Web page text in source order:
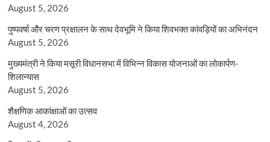
August 5, 2026
पुष्पवर्षा और चरण प्रक्षालन के साथ देवभूमि ने किया शिवभक्त कांवड़ियों का अभिनंदन
August 5, 2026
मुख्यमंत्री ने किया मसूरी विधानसभा में विभिन्न विकास योजनाओं का लोकार्पण-
शिलान्यास
August 5, 2026
शैक्षणिक आकांक्षाओं का उत्सव
August 4, 2026